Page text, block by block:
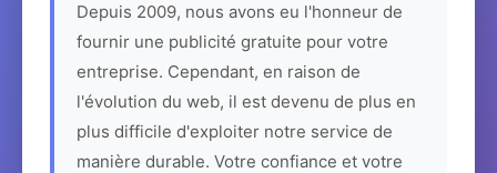
Depuis 2009, nous avons eu l'honneur de
fournir une publicité gratuite pour votre
entreprise. Cependant, en raison de
l'évolution du web, il est devenu de plus en
plus difficile d'exploiter notre service de
manière durable. Votre confiance et votre